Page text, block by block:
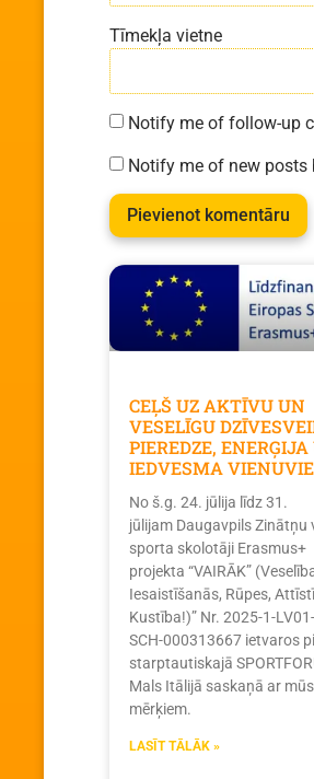
Tīmekļa vietne
Notify me of follow-up
Notify me of new posts
CEĻŠ UZ AKTĪVU UN
VESELĪGU
PIEREDZE, ENERĢIJA
IEDVESMA
No š.g. 24. jūlija līdz 31.
jūlijam Daugavpils Zinātņu
sporta skolotāji Erasmus+
projekta “VAIRĀK”
Iesaistīšanās, Rūpes,
Kustība!)” Nr. 2025-1-
SCH-000313667 ietvaros
starptautiskajā
Mals Itālijā saskaņā ar
mērķiem.
LASĪT TĀLĀK »